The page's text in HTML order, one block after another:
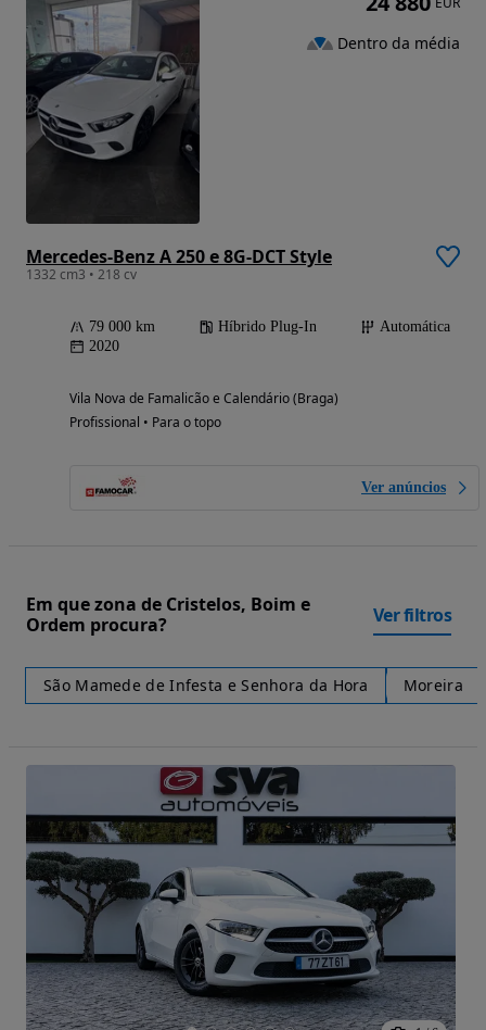
Mercedes-Benz A 250 e 8G-DCT Style
1332 cm3 • 218 cv
79 000 km Híbrido Plug-In
Automática
2020
Vila Nova de Famalicão e Calendário (Braga)
Profissional • Para o topo
Ver anúncios
Dentro da média
Em que zona de Cristelos, Boim e
Ordem procura?
Ver filtros
São Mamede de Infesta e Senhora da Hora Moreira